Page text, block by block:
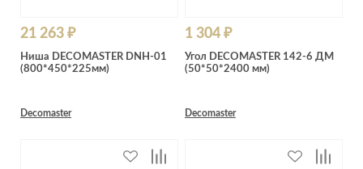
21 263 ₽
Ниша DECOMASTER DNH-01
(800*450*225мм)
Decomaster
1 304 ₽
Угол DECOMASTER 142-6 ДМ
(50*50*2400 мм)
Decomaster